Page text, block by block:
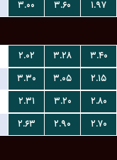
۳.۰۰ ۳.۶۰
۱.۹۷
۲.۰۲ ۳.۲۸
۳.۴۰
۳.۳۰ ۳.۰۵
۲.۱۵
۲.۳۱ ۳.۲۰
۲.۸۰
۲.۶۳ ۲.۹۰
۲.۷۰